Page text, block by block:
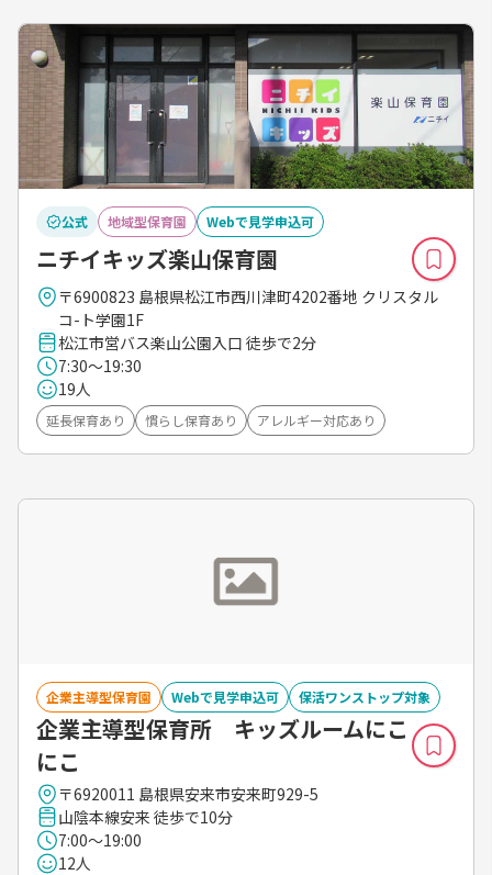
公式 地域型保育園 Webで見学申込可
ニチイキッズ楽山保育園
〒6900823 島根県松江市西川津町4202番地 クリスタル
コ-ト学園1F
松江市営バス楽山公園入口 徒歩で2分
7:30～19:30
19人
延長保育あり 慣らし保育あり アレルギー対応あり
企業主導型保育園 Webで見学申込可 保活ワンストップ対象
企業主導型保育所 キッズルームにこ
にこ
〒6920011 島根県安来市安来町929-5
山陰本線安来 徒歩で10分
7:00～19:00
12人